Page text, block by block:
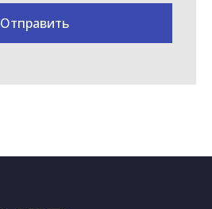
Отправить